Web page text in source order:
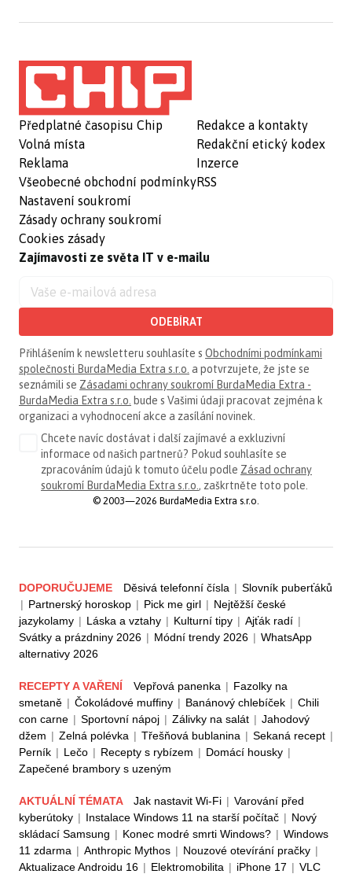
Předplatné časopisu Chip
Volná místa
Reklama
Všeobecné obchodní podmínky
Nastavení soukromí
Zásady ochrany soukromí
Cookies zásady
Redakce a kontakty
Redakční etický kodex
Inzerce
RSS
Zajímavosti ze světa IT v e-mailu
ODEBÍRAT
Přihlášením k newsletteru souhlasíte s Obchodními podmínkami
společnosti BurdaMedia Extra s.r.o. a potvrzujete, že jste se
seznámili se Zásadami ochrany soukromí BurdaMedia Extra -
BurdaMedia Extra s.r.o. bude s Vašimi údaji pracovat zejména k
organizaci a vyhodnocení akce a zasílání novinek.
Chcete navíc dostávat i další zajímavé a exkluzivní
informace od našich partnerů? Pokud souhlasíte se
zpracováním údajů k tomuto účelu podle Zásad ochrany
soukromí BurdaMedia Extra s.r.o. , zaškrtněte toto pole.
© 2003—2026 BurdaMedia Extra s.r.o.
DOPORUČUJEME Děsivá telefonní čísla | Slovník puberťáků
| Partnerský horoskop | Pick me girl | Nejtěžší české
jazykolamy | Láska a vztahy | Kulturní tipy | Ajťák radí |
Svátky a prázdniny 2026 | Módní trendy 2026 | WhatsApp
alternativy 2026
RECEPTY A VAŘENÍ Vepřová panenka | Fazolky na
smetaně | Čokoládové muffiny | Banánový chlebíček | Chili
con carne | Sportovní nápoj | Zálivky na salát | Jahodový
džem | Zelná polévka | Třešňová bublanina | Sekaná recept |
Perník | Lečo | Recepty s rybízem | Domácí housky |
Zapečené brambory s uzeným
AKTUÁLNÍ TÉMATA Jak nastavit Wi-Fi | Varování před
kyberútoky | Instalace Windows 11 na starší počítač | Nový
skládací Samsung | Konec modré smrti Windows? | Windows
11 zdarma | Anthropic Mythos | Nouzové otevírání pračky |
Aktualizace Androidu 16 | Elektromobilita | iPhone 17 | VLC